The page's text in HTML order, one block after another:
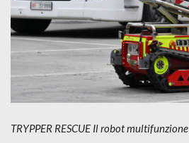
TRYPPER RESCUE Il robot multifunzione